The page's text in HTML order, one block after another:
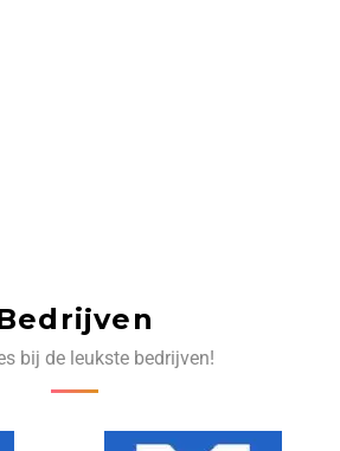
bij de leukste bedrijven!